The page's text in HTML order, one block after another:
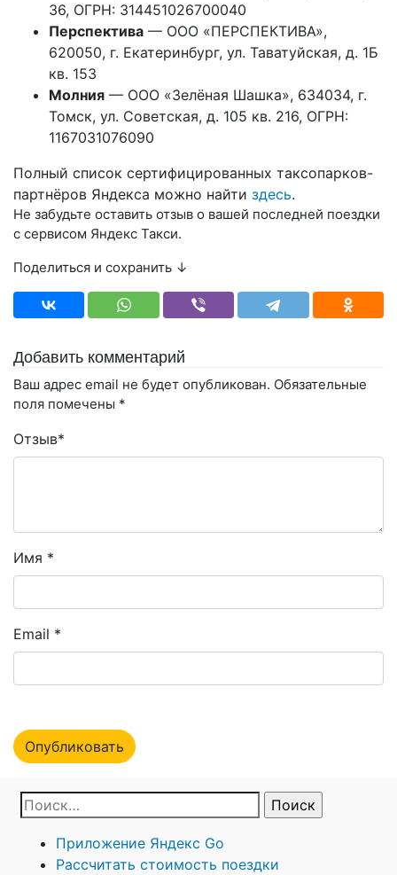
36, ОГРН: 314451026700040
Перспектива — ООО «ПЕРСПЕКТИВА»,
620050, г. Екатеринбург, ул. Таватуйская, д. 1Б
кв. 153
Молния — ООО «Зелёная Шашка», 634034, г.
Томск, ул. Советская, д. 105 кв. 216, ОГРН:
1167031076090
Полный список сертифицированных таксопарков-
партнёров Яндекса можно найти здесь.
Не забудьте оставить отзыв о вашей последней поездки
с сервисом Яндекс Такси.
Поделиться и сохранить ↓
Добавить комментарий
Ваш адрес email не будет опубликован. Обязательные
поля помечены *
Отзыв*
Имя *
Email *
Приложение Яндекс Go
Рассчитать стоимость поездки